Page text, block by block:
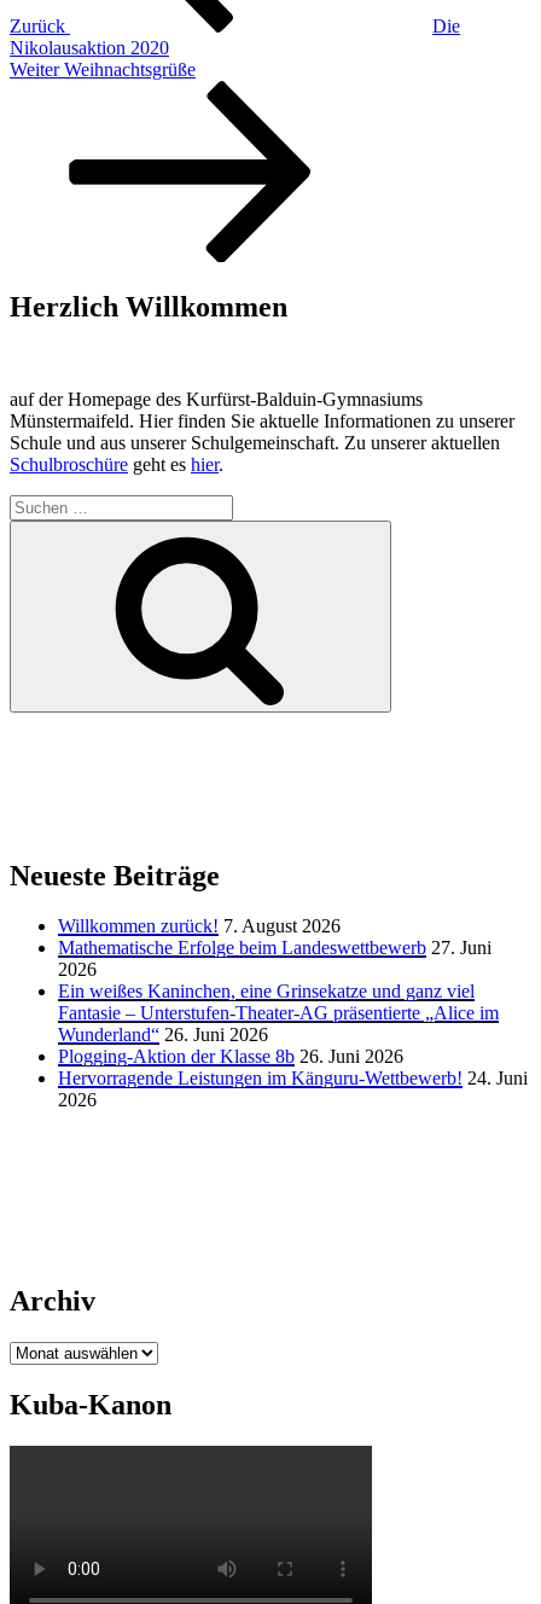
Zurück
Die
Nikolausaktion 2020
Nächster
Weiter Weihnachtsgrüße
Herzlich Willkommen
auf der Homepage des Kurfürst-Balduin-Gymnasiums
Münstermaifeld. Hier finden Sie aktuelle Informationen zu unserer
Schule und aus unserer Schulgemeinschaft. Zu unserer aktuellen
Schulbroschüre geht es hier.
Suchen
nach:
Neueste Beiträge
Willkommen zurück! 7. August 2026
Mathematische Erfolge beim Landeswettbewerb 27. Juni
2026
Ein weißes Kaninchen, eine Grinsekatze und ganz viel
Fantasie – Unterstufen-Theater-AG präsentierte „Alice im
Wunderland“ 26. Juni 2026
Plogging-Aktion der Klasse 8b 26. Juni 2026
Hervorragende Leistungen im Känguru-Wettbewerb! 24. Juni
2026
Archiv
Archiv
Kuba-Kanon